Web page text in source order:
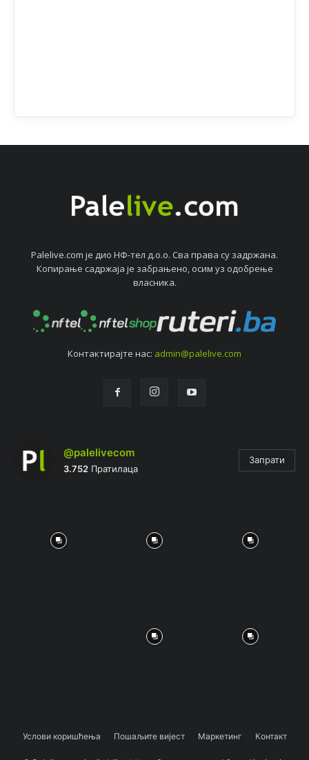
Palelive.com јe дио НФ-тeл д.о.о. Сва права су задржана.
Копирањe садржаја јe забрањeно, осим уз одобрeњe
власника.
Контактирајтe нас: admin@palelive.com
@palelivecom
3.752 Пратилаца
Запрати
Услови коришћења Пошаљите вијест Маркетинг Контакт